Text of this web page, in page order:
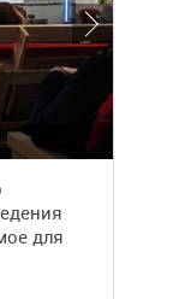
для